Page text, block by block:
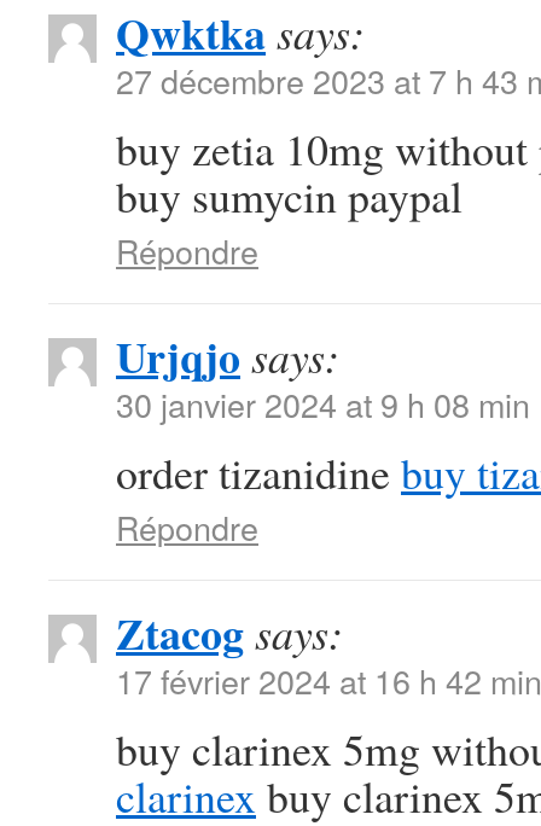
Qwktkasays:
27 décembre 2023 at 7 h 43
buy zetia 10mg
buy sumycin paypal
Répondre
Urjqjo says:
30 janvier 2024 at 9 h 08 min
order tizanidine buy
Répondre
Ztacogsays:
17 février 2024 at 16 h 42 min
buy clarinex 5mg
clarinex buy clarinex